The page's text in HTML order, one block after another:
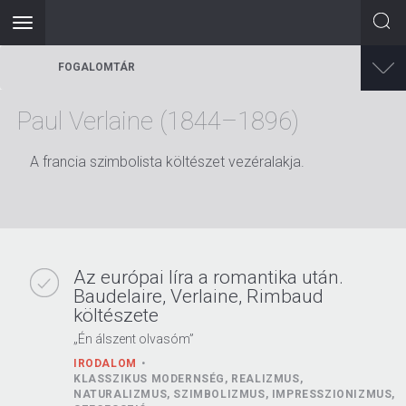
Toggle
navigation
FOGALOMTÁR
Paul Verlaine (1844–1896)
A francia szimbolista költészet vezéralakja.
Az európai líra a romantika után.
Baudelaire, Verlaine, Rimbaud
költészete
„Én álszent olvasóm”
IRODALOM
KLASSZIKUS MODERNSÉG, REALIZMUS,
NATURALIZMUS, SZIMBOLIZMUS, IMPRESSZIONIZMUS,